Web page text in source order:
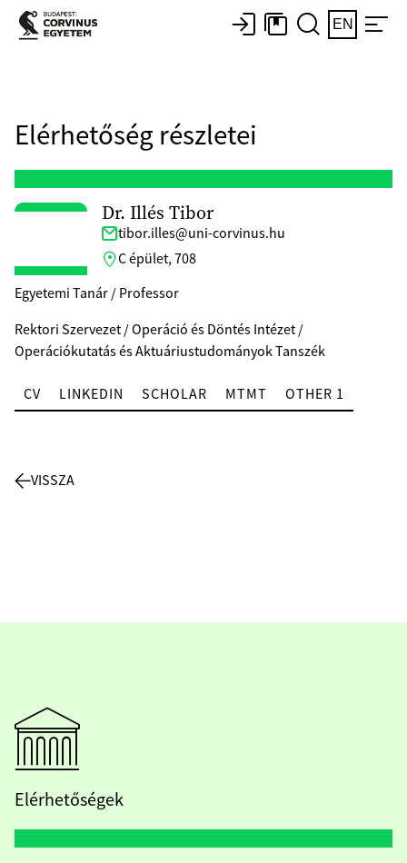
EN
Elérhetőség részletei
Dr. Illés Tibor
tibor.illes@uni-corvinus.hu
C épület, 708
Egyetemi Tanár / Professor
Rektori Szervezet / Operáció és Döntés Intézet /
Operációkutatás és Aktuáriustudományok Tanszék
CV LINKEDIN SCHOLAR MTMT OTHER 1
VISSZA
Elérhetőségek